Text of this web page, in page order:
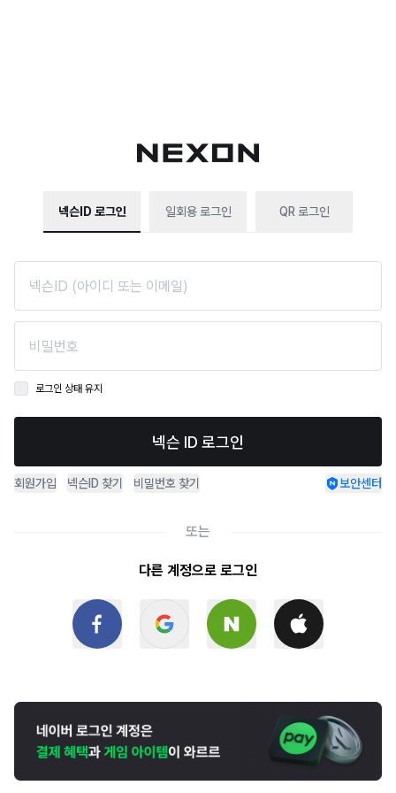
넥슨ID 로그인 일회용 로그인 QR 로그인
로그인 상태 유지
넥슨 ID 로그인
회원가입 넥슨ID 찾기 비밀번호 찾기 보안센터
또는
다른 계정으로 로그인